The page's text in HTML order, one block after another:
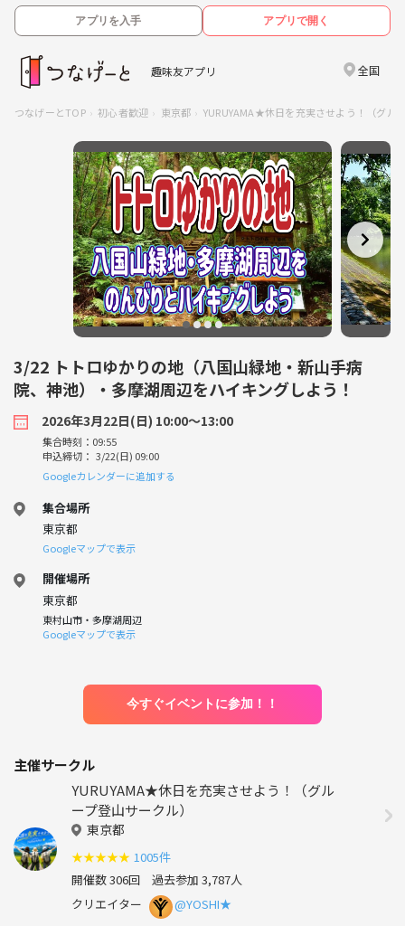
アプリを入手 アプリで開く
趣味友アプリ 全国
つなげーとTOP 初心者歓迎 東京都 YURUYAMA★休日を充実させよう！（グル
3/22 トトロゆかりの地（八国山緑地・新山手病
院、神池）・多摩湖周辺をハイキングしよう！
2026年3月22日(日) 10:00〜13:00
集合時刻：09:55
申込締切： 3/22(日) 09:00
Googleカレンダーに追加する
集合場所
東京都
Googleマップで表示
開催場所
東京都
東村山市・多摩湖周辺
Googleマップで表示
今すぐイベントに参加！！
主催サークル
YURUYAMA★休日を充実させよう！（グル
ープ登山サークル）
東京都
★★★★★ 1005件
開催数 306回 過去参加 3,787人
クリエイター
@YOSHI★